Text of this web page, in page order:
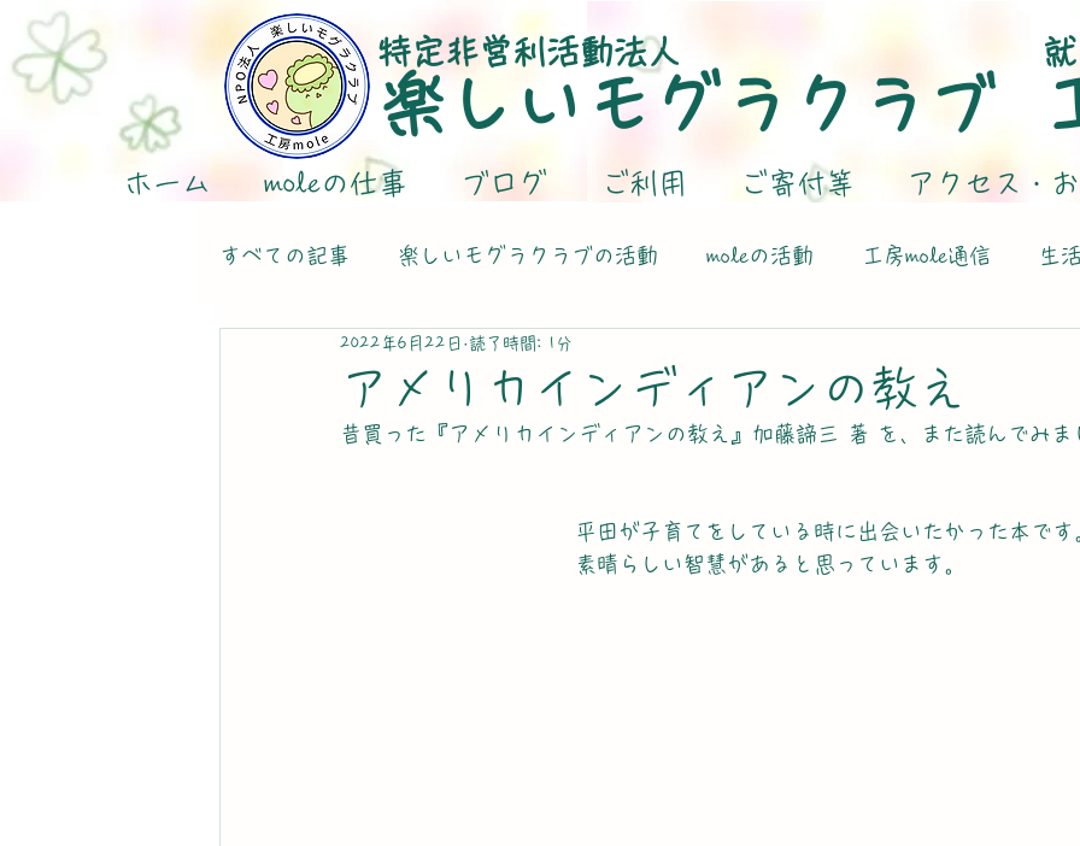
特定非営利活動法人
楽しいモグラクラブ
ホーム moleの仕事 ブログ ご利用 ご寄付等 アクセス・
すべての記事 楽しいモグラクラブの活動 moleの活動 工房mole通信 生
アメリカインディアンの教え
2022年6月22日 読了時間: 1分
昔買った『アメリカインディアンの教え』加藤諦三 著 を、また読んでみま
平田が子育てをしている時に出会いたかった本です
素晴らしい智慧があると思っています。